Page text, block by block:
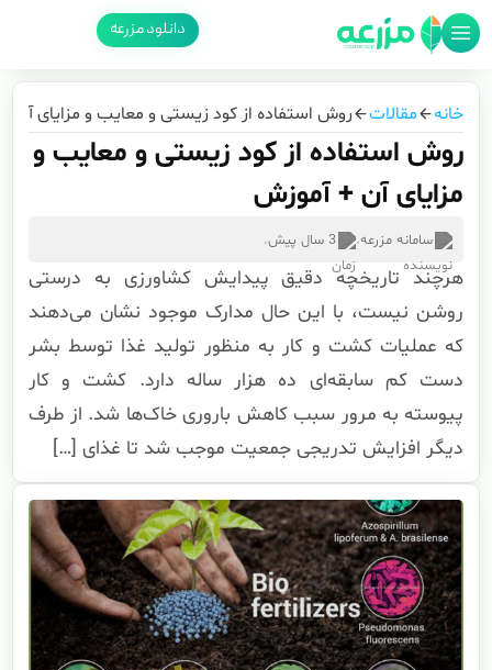
دانلود مزرعه
خانه مقالات روش استفاده از کود زیستی و معایب و مزایای آن
روش استفاده از کود زیستی و معایب و
مزایای آن + آموزش
سامانه مزرعه. 3 سال پیش .
هرچند تاریخچه دقیق پیدایش کشاورزی به درستی
روشن نیست، با این حال مدارک موجود نشان می‌دهند
که عملیات کشت و کار به منظور تولید غذا توسط بشر
دست کم سابقه‌ای ده هزار ساله دارد. کشت و کار
پیوسته به مرور سبب کاهش باروری خاک‌ها شد. از طرف
دیگر افزایش تدریجی جمعیت موجب شد تا غذای […]